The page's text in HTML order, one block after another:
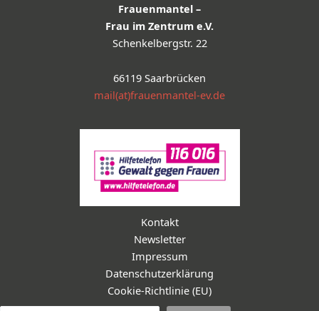
Frauenmantel –
Frau im Zentrum e.V.
Schenkelbergstr. 22
66119 Saarbrücken
mail(at)frauenmantel-ev.de
Kontakt
Newsletter
Impressum
Datenschutzerklärung
Cookie-Richtlinie (EU)